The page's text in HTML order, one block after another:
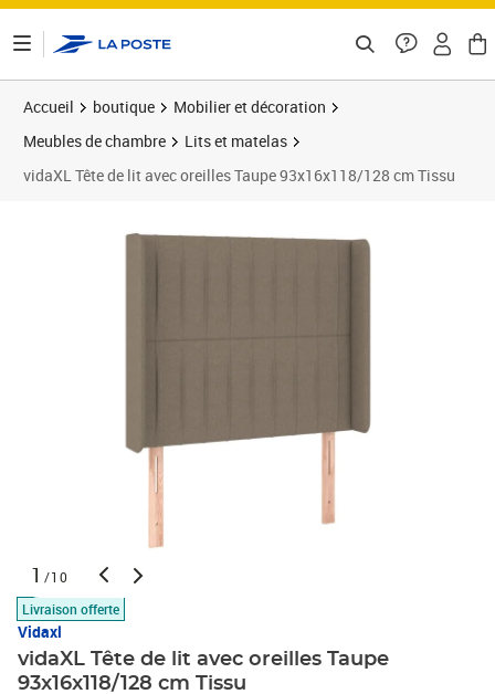
Accueil boutique
Mobilier et décoration
Meubles de chambre
Lits et matelas
vidaXL Tête de lit avec oreilles Taupe 93x16x118/128 cm Tissu
1 /10
Livraison offerte
Vidaxl
vidaXL Tête de lit avec oreilles Taupe
93x16x118/128 cm Tissu